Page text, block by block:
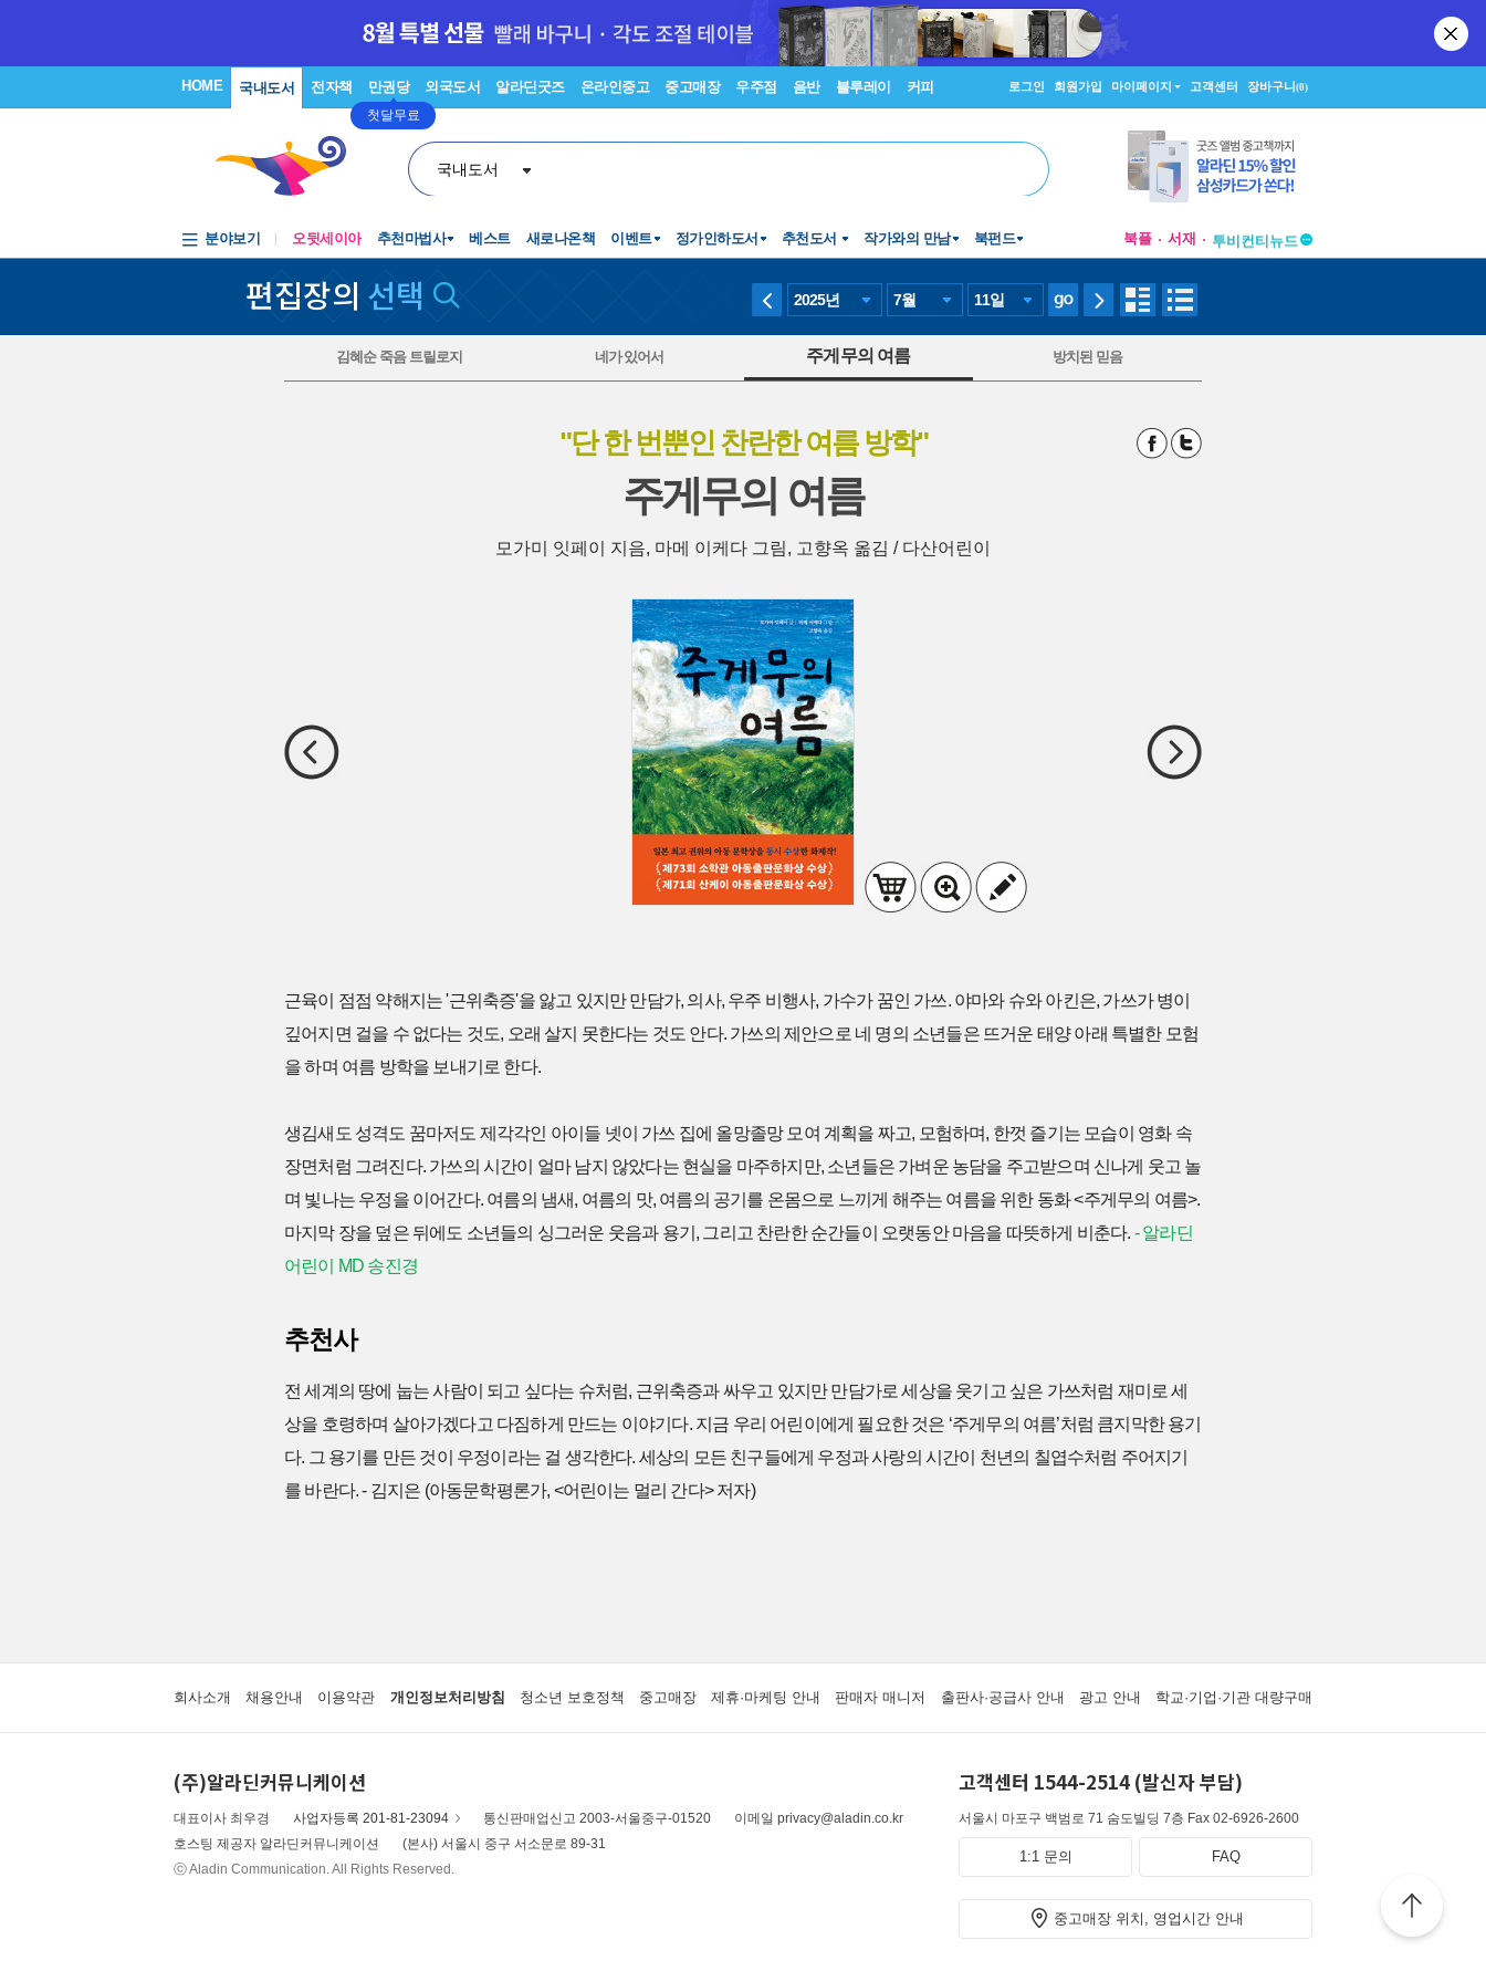
HOME 국내도서 전자책 만권당
첫달무료
외국도서 알라딘굿즈 온라인중고 중고매장 우주점 음반 블루레이 커피 로그인 회원가입 마이페이지 고객센터 장바구니(0)
국내도서
분야보기 오뒷세이아 추천마법사 베스트 새로나온책 이벤트 정가인하도서 추천도서 작가와의 만남 북펀드 북플 서재
투비컨티뉴드
편집장의 선택 2025년 7월 11일
김혜순 죽음 트릴로지 네가 있어서 주게무의 여름 방치된 믿음
"단 한 번뿐인 찬란한 여름 방학"
주게무의 여름
모가미 잇페이 지음, 마메 이케다 그림, 고향옥 옮김 / 다산어린이
근육이 점점 약해지는 '근위축증'을 앓고 있지만 만담가, 의사, 우주 비행사, 가수가 꿈인 가쓰. 야마와 슈와 아킨은, 가쓰가 병이
깊어지면 걸을 수 없다는 것도, 오래 살지 못한다는 것도 안다. 가쓰의 제안으로 네 명의 소년들은 뜨거운 태양 아래 특별한 모험
을 하며 여름 방학을 보내기로 한다.
생김새도 성격도 꿈마저도 제각각인 아이들 넷이 가쓰 집에 올망졸망 모여 계획을 짜고, 모험하며, 한껏 즐기는 모습이 영화 속
장면처럼 그려진다. 가쓰의 시간이 얼마 남지 않았다는 현실을 마주하지만, 소년들은 가벼운 농담을 주고받으며 신나게 웃고 놀
며 빛나는 우정을 이어간다. 여름의 냄새, 여름의 맛, 여름의 공기를 온몸으로 느끼게 해주는 여름을 위한 동화 <주게무의 여름>.
마지막 장을 덮은 뒤에도 소년들의 싱그러운 웃음과 용기, 그리고 찬란한 순간들이 오랫동안 마음을 따뜻하게 비춘다. - 알라딘
어린이 MD 송진경
추천사
전 세계의 땅에 눕는 사람이 되고 싶다는 슈처럼, 근위축증과 싸우고 있지만 만담가로 세상을 웃기고 싶은 가쓰처럼 재미로 세
상을 호령하며 살아가겠다고 다짐하게 만드는 이야기다. 지금 우리 어린이에게 필요한 것은 ‘주게무의 여름’처럼 큼지막한 용기
다. 그 용기를 만든 것이 우정이라는 걸 생각한다. 세상의 모든 친구들에게 우정과 사랑의 시간이 천년의 칠엽수처럼 주어지기
를 바란다. - 김지은 (아동문학평론가, <어린이는 멀리 간다> 저자)
회사소개 채용안내 이용약관 개인정보처리방침 청소년 보호정책 중고매장 제휴·마케팅 안내 판매자 매니저 출판사·공급사 안내 광고 안내 학교·기업·기관 대량구매
(주)알라딘커뮤니케이션
대표이사 최우경 사업자등록 201-81-23094 통신판매업신고 2003-서울중구-01520
이메일 privacy@aladin.co.kr
호스팅 제공자 알라딘커뮤니케이션
(본사) 서울시 중구 서소문로 89-31
ⓒ Aladin Communication. All Rights Reserved.
고객센터 1544-2514 (발신자 부담)
서울시 마포구 백범로 71 숨도빌딩 7층 Fax 02-6926-2600
1:1 문의 FAQ
중고매장 위치, 영업시간 안내